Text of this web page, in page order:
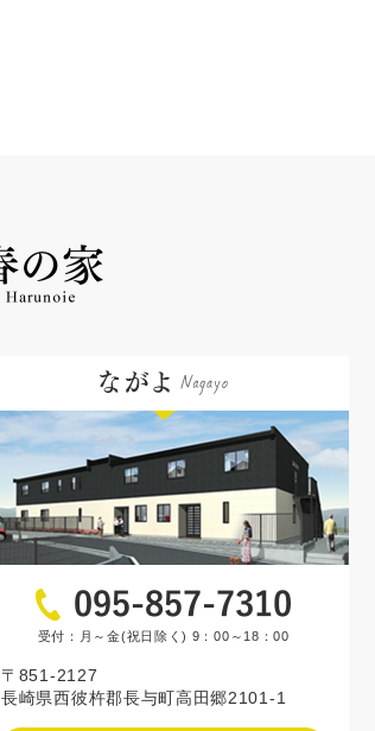
受付：月～金(祝日除く) 9：00～18：00
〒851-2127
長崎県西彼杵郡長与町高田郷2101-1